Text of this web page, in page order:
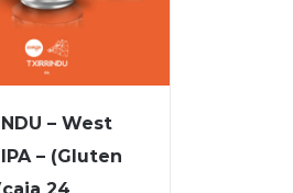
– West
– (Gluten